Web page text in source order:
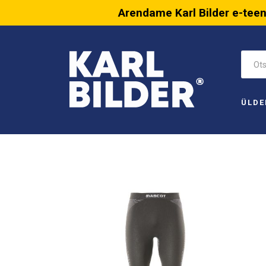
Arendame Karl Bilder e-